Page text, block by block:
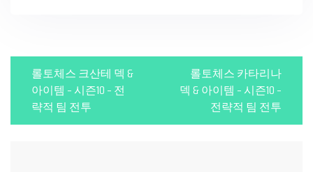
s
롤토체스 크산테 덱 &
아이템 – 시즌10 – 전
략적 팀 전투
롤토체스 카타리나
덱 & 아이템 – 시즌10 –
전략적 팀 전투